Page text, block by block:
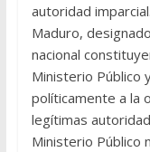
autoridad
Maduro,
nacional
Ministerio Público
políticamente a la
legítimas
Ministerio Público